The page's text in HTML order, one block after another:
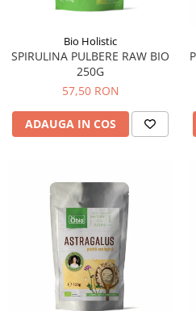
Bio Holistic
SPIRULINA PULBERE RAW BIO
250G
57,50 RON
ADAUGA IN COS